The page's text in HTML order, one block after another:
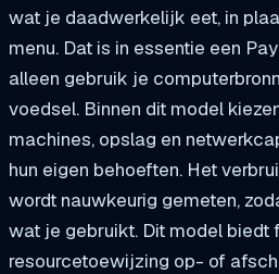
wat je daadwerkelijk eet, in
menu. Dat is in essentie een
alleen gebruik je
voedsel. Binnen dit model
machines, opslag en
hun eigen behoeften. Het
wordt nauwkeurig gemeten,
wat je gebruikt. Dit model biedt
resourcetoewijzing op- of